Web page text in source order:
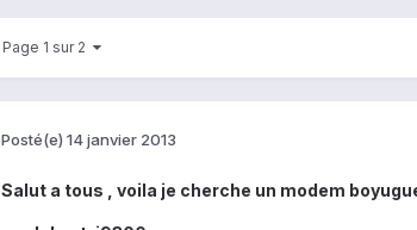
Page 1 sur 2
Posté(e) 14 janvier 2013
Salut a tous , voila je cherche un modem